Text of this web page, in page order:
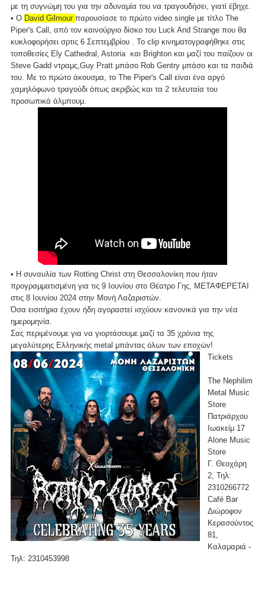
με τη συγνώμη του για την αδυναμία του να τραγουδήσει, γιατί έβηχε.
• O David Gilmour παρουσίασε το πρώτο video single με τίτλο The
Piper's Call, από τον καινούργιο δίσκο του Luck And Strange που θα
κυκλοφορήσει σρτις 6 Σεπτεμβρίου . Το clip κινηματογραφήθηκε στις
τοποθεσίες Ely Cathedral, Astoria και Brighton και μαζί του παίζουν οι
Steve Gadd ντραμς,Guy Pratt μπάσο Rob Gentry μπάσο και τα παιδιά
του. Με το πρώτο άκουσμα, το The Piper's Call είναι ένα αργό
χαμηλόφωνο τραγούδι όπως ακριβώς και τα 2 τελευταία του
προσωπικά άλμπουμ.
• Η συναυλία των Rotting Christ στη Θεσσαλονίκη που ήταν
προγραμματισμένη για τις 9 Ιουνίου στο Θέατρο Γης, ΜΕΤΑΦΕΡΕΤΑΙ
στις 8 Ιουνίου 2024 στην Μονή Λαζαριστών.
Όσα εισιτήρια έχουν ήδη αγοραστεί ισχύουν κανονικά για την νέα
ημερομηνία.
Σας περιμένουμε για να γιορτάσουμε μαζί τα 35 χρόνια της
μεγαλύτερης Ελληνικής metal μπάντας όλων των εποχών!
Tickets
The Nephilim
Metal Music
Store
Πατριάρχου
Ιωακείμ 17
Alone Music
Store
Γ. Θεοχάρη
2, Τηλ:
2310266772
Café Bar
Διώροφον
Κερασούντος
81,
Καλαμαριά -
Τηλ: 2310453998